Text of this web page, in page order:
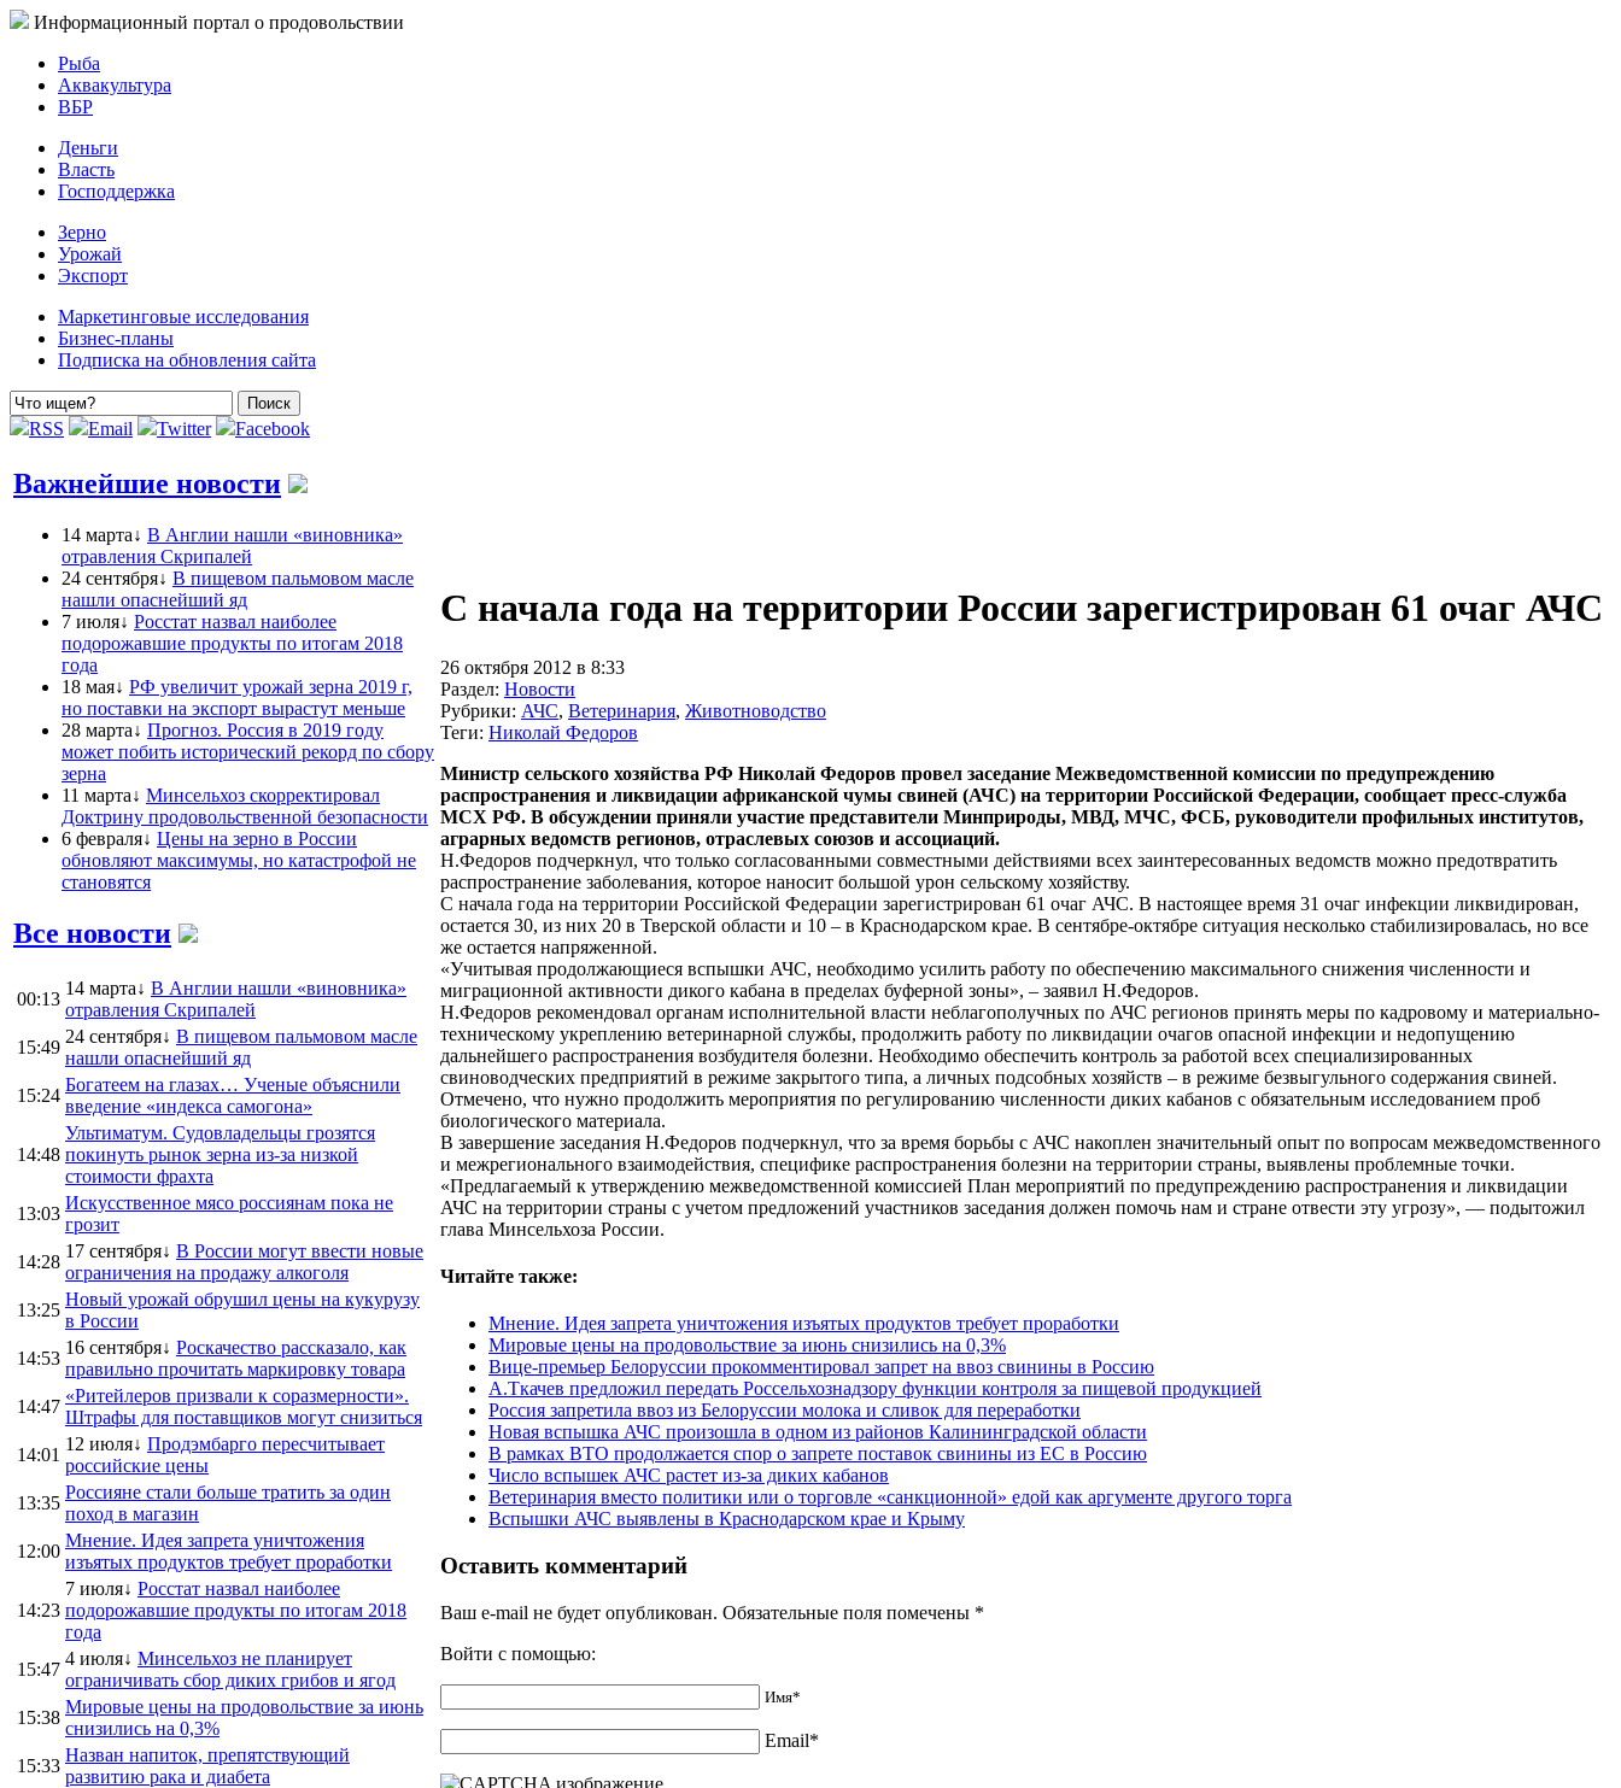
Информационный портал о продовольствии
Рыба
Аквакультура
ВБР
Деньги
Власть
Господдержка
Зерно
Урожай
Экспорт
Маркетинговые исследования
Бизнес-планы
Подписка на обновления сайта
RSS Email Twitter Facebook
Важнейшие новости
14 марта↓ В Англии нашли «виновника»
отравления Скрипалей
24 сентября↓ В пищевом пальмовом масле
нашли опаснейший яд
7 июля↓ Росстат назвал наиболее
подорожавшие продукты по итогам 2018
года
18 мая↓ РФ увеличит урожай зерна 2019 г,
но поставки на экспорт вырастут меньше
28 марта↓ Прогноз. Россия в 2019 году
может побить исторический рекорд по сбору
зерна
11 марта↓ Минсельхоз скорректировал
Доктрину продовольственной безопасности
6 февраля↓ Цены на зерно в России
обновляют максимумы, но катастрофой не
становятся
Все новости
00:13
14 марта↓ В Англии нашли «виновника»
отравления Скрипалей
15:49
24 сентября↓ В пищевом пальмовом масле
нашли опаснейший яд
15:24
Богатеем на глазах… Ученые объяснили
введение «индекса самогона»
14:48
Ультиматум. Судовладельцы грозятся
покинуть рынок зерна из-за низкой
стоимости фрахта
13:03
Искусственное мясо россиянам пока не
грозит
14:28
17 сентября↓ В России могут ввести новые
ограничения на продажу алкоголя
13:25
Новый урожай обрушил цены на кукурузу
в России
14:53
16 сентября↓ Роскачество рассказало, как
правильно прочитать маркировку товара
14:47
«Ритейлеров призвали к соразмерности».
Штрафы для поставщиков могут снизиться
14:01
12 июля↓ Продэмбарго пересчитывает
российские цены
13:35
Россияне стали больше тратить за один
поход в магазин
12:00
Мнение. Идея запрета уничтожения
изъятых продуктов требует проработки
14:23
7 июля↓ Росстат назвал наиболее
подорожавшие продукты по итогам 2018
года
15:47
4 июля↓ Минсельхоз не планирует
ограничивать сбор диких грибов и ягод
15:38
Мировые цены на продовольствие за июнь
снизились на 0,3%
15:33
Назван напиток, препятствующий
развитию рака и диабета
С начала года на территории России зарегистрирован 61 очаг АЧС
26 октября 2012 в 8:33
Раздел: Новости
Рубрики: АЧС, Ветеринария, Животноводство
Теги: Николай Федоров
Министр сельского хозяйства РФ Николай Федоров провел заседание Межведомственной комиссии по предупреждению
распространения и ликвидации африканской чумы свиней (АЧС) на территории Российской Федерации, сообщает пресс-служба
МСХ РФ. В обсуждении приняли участие представители Минприроды, МВД, МЧС, ФСБ, руководители профильных институтов,
аграрных ведомств регионов, отраслевых союзов и ассоциаций.
Н.Федоров подчеркнул, что только согласованными совместными действиями всех заинтересованных ведомств можно предотвратить
распространение заболевания, которое наносит большой урон сельскому хозяйству.
С начала года на территории Российской Федерации зарегистрирован 61 очаг АЧС. В настоящее время 31 очаг инфекции ликвидирован,
остается 30, из них 20 в Тверской области и 10 – в Краснодарском крае. В сентябре-октябре ситуация несколько стабилизировалась, но все
же остается напряженной.
«Учитывая продолжающиеся вспышки АЧС, необходимо усилить работу по обеспечению максимального снижения численности и
миграционной активности дикого кабана в пределах буферной зоны», – заявил Н.Федоров.
Н.Федоров рекомендовал органам исполнительной власти неблагополучных по АЧС регионов принять меры по кадровому и материально-
техническому укреплению ветеринарной службы, продолжить работу по ликвидации очагов опасной инфекции и недопущению
дальнейшего распространения возбудителя болезни. Необходимо обеспечить контроль за работой всех специализированных
свиноводческих предприятий в режиме закрытого типа, а личных подсобных хозяйств – в режиме безвыгульного содержания свиней.
Отмечено, что нужно продолжить мероприятия по регулированию численности диких кабанов с обязательным исследованием проб
биологического материала.
В завершение заседания Н.Федоров подчеркнул, что за время борьбы с АЧС накоплен значительный опыт по вопросам межведомственного
и межрегионального взаимодействия, специфике распространения болезни на территории страны, выявлены проблемные точки.
«Предлагаемый к утверждению межведомственной комиссией План мероприятий по предупреждению распространения и ликвидации
АЧС на территории страны с учетом предложений участников заседания должен помочь нам и стране отвести эту угрозу», — подытожил
глава Минсельхоза России.
Читайте также:
Мнение. Идея запрета уничтожения изъятых продуктов требует проработки
Мировые цены на продовольствие за июнь снизились на 0,3%
Вице-премьер Белоруссии прокомментировал запрет на ввоз свинины в Россию
А.Ткачев предложил передать Россельхознадзору функции контроля за пищевой продукцией
Россия запретила ввоз из Белоруссии молока и сливок для переработки
Новая вспышка АЧС произошла в одном из районов Калининградской области
В рамках ВТО продолжается спор о запрете поставок свинины из ЕС в Россию
Число вспышек АЧС растет из-за диких кабанов
Ветеринария вместо политики или о торговле «санкционной» едой как аргументе другого торга
Вспышки АЧС выявлены в Краснодарском крае и Крыму
Оставить комментарий
Ваш e-mail не будет опубликован. Обязательные поля помечены *
Войти с помощью:
Имя*
Email*